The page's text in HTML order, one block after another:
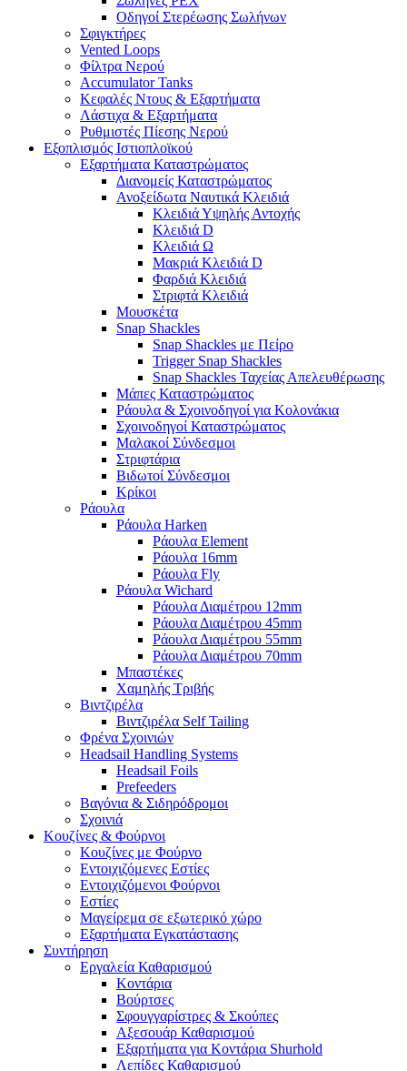
Οδηγοί Στερέωσης Σωλήνων
Σφιγκτήρες
Vented Loops
Φίλτρα Νερού
Accumulator Tanks
Κεφαλές Ντους & Εξαρτήματα
Λάστιχα & Εξαρτήματα
Ρυθμιστές Πίεσης Νερού
Εξοπλισμός Ιστιοπλοϊκού
Εξαρτήματα Καταστρώματος
Διανομείς Καταστρώματος
Ανοξείδωτα Ναυτικά Κλειδιά
Κλειδιά Υψηλής Αντοχής
Κλειδιά D
Κλειδιά Ω
Μακριά Κλειδιά D
Φαρδιά Κλειδιά
Στριφτά Κλειδιά
Μουσκέτα
Snap Shackles
Snap Shackles με Πείρο
Trigger Snap Shackles
Snap Shackles Ταχείας Απελευθέρωσης
Μάπες Καταστρώματος
Ράουλα & Σχοινοδηγοί για Κολονάκια
Σχοινοδηγοί Καταστρώματος
Μαλακοί Σύνδεσμοι
Στριφτάρια
Βιδωτοί Σύνδεσμοι
Κρίκοι
Ράουλα
Ράουλα Harken
Ράουλα Element
Ράουλα 16mm
Ράουλα Fly
Ράουλα Wichard
Ράουλα Διαμέτρου 12mm
Ράουλα Διαμέτρου 45mm
Ράουλα Διαμέτρου 55mm
Ράουλα Διαμέτρου 70mm
Μπαστέκες
Χαμηλής Τριβής
Βιντζιρέλα
Βιντζιρέλα Self Tailing
Φρένα Σχοινιών
Headsail Handling Systems
Headsail Foils
Prefeeders
Βαγόνια & Σιδηρόδρομοι
Σχοινιά
Κουζίνες & Φούρνοι
Κουζίνες με Φούρνο
Εντοιχιζόμενες Εστίες
Εντοιχιζόμενοι Φούρνοι
Εστίες
Μαγείρεμα σε εξωτερικό χώρο
Εξαρτήματα Εγκατάστασης
Συντήρηση
Εργαλεία Καθαρισμού
Κοντάρια
Βούρτσες
Σφουγγαρίστρες & Σκούπες
Αξεσουάρ Καθαρισμού
Εξαρτήματα για Κοντάρια Shurhold
Λεπίδες Καθαρισμού